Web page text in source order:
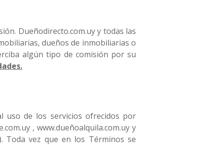
Dueñodirecto.com.uy y todas las
dueños de inmobiliarias o
algún tipo de comisión por su
uso de los servicios ofrecidos por
, www.dueñoalquila.com.uy y
Toda vez que en los Términos se